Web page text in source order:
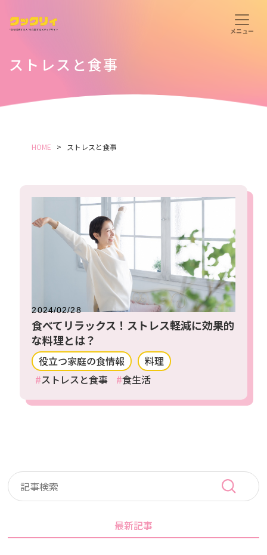
ストレスと食事
HOME ストレスと食事
2024/02/28
食べてリラックス！ストレス軽減に効果的
な料理とは？
役立つ家庭の食情報
料理
ストレスと食事
食生活
最新記事